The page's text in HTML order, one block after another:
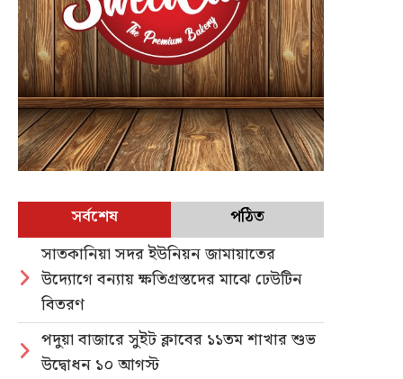
সর্বশেষ
পঠিত
সাতকানিয়া সদর ইউনিয়ন জামায়াতের
উদ্যোগে বন্যায় ক্ষতিগ্রস্তদের মাঝে ঢেউটিন
বিতরণ
পদুয়া বাজারে সুইট ক্লাবের ১১তম শাখার শুভ
উদ্বোধন ১০ আগস্ট